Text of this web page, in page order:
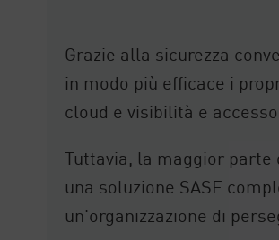
Grazie alla sicurezza
in modo più efficace i
cloud e visibilità e
Tuttavia, la maggior
una soluzione SASE
un'organizzazione di